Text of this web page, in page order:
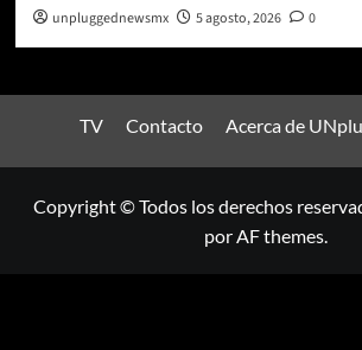
unpluggednewsmx 5 agosto, 2026 0
TV Contacto Acerca de
Copyright © Todos los derechos
por AF themes.